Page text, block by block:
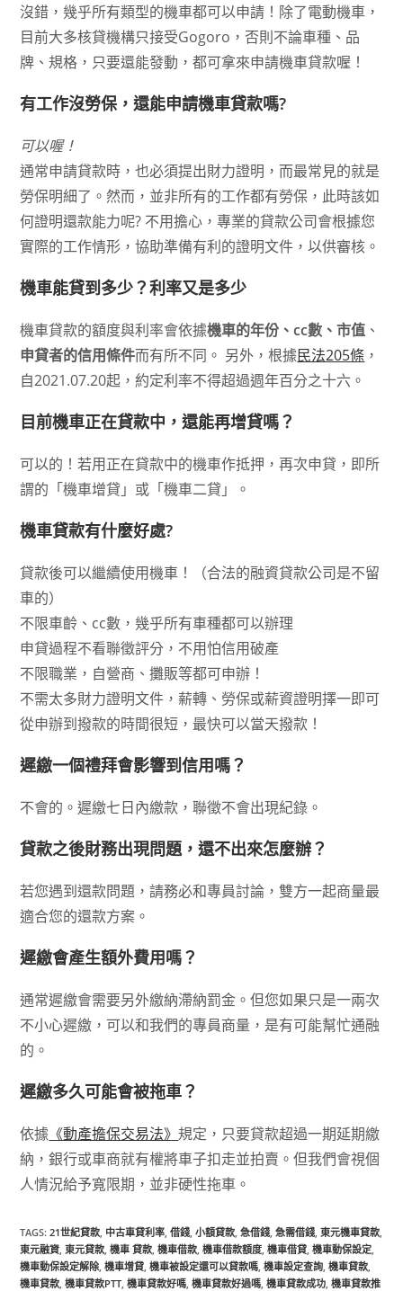
沒錯，幾乎所有類型的機車都可以申請！除了電動機車，
目前大多核貸機構只接受Gogoro，否則不論車種、品
牌、規格，只要還能發動，都可拿來申請機車貸款喔！
有工作沒勞保，還能申請機車貸款嗎?
可以喔！
通常申請貸款時，也必須提出財力證明，而最常見的就是
勞保明細了。然而，並非所有的工作都有勞保，此時該如
何證明還款能力呢? 不用擔心，專業的貸款公司會根據您
實際的工作情形，協助準備有利的證明文件，以供審核。
機車能貸到多少？利率又是多少
機車貸款的額度與利率會依據機車的年份、cc數、市值 、
申貸者的信用條件而有所不同。 另外，根據民法205條 ，
自2021.07.20起，約定利率不得超過週年百分之十六。
目前機車正在貸款中，還能再增貸嗎？
可以的！若用正在貸款中的機車作抵押，再次申貸，即所
謂的「機車增貸」或「機車二貸」。
機車貸款有什麼好處?
貸款後可以繼續使用機車！（合法的融資貸款公司是不留
車的）
不限車齡、cc數，幾乎所有車種都可以辦理
申貸過程不看聯徵評分，不用怕信用破產
不限職業，自營商、攤販等都可申辦！
不需太多財力證明文件，薪轉、勞保或薪資證明擇一即可
從申辦到撥款的時間很短，最快可以當天撥款！
遲繳一個禮拜會影響到信用嗎？
不會的。遲繳七日內繳款，聯徵不會出現紀錄。
貸款之後財務出現問題，還不出來怎麼辦？
若您遇到還款問題，請務必和專員討論，雙方一起商量最
適合您的還款方案。
遲繳會產生額外費用嗎？
通常遲繳會需要另外繳納滯納罰金。但您如果只是一兩次
不小心遲繳，可以和我們的專員商量，是有可能幫忙通融
的。
遲繳多久可能會被拖車？
依據 《動產擔保交易法》規定，只要貸款超過一期延期繳
納，銀行或車商就有權將車子扣走並拍賣。但我們會視個
人情況給予寬限期，並非硬性拖車。
TAGS:21世紀貸款 中古車貸利率 借錢 小額貸款 急借錢 急需借錢 東元機車貸款
東元融資 東元貸款 機車 貸款 機車借款 機車借款額度 機車借貸 機車動保設定
機車動保設定解除 機車增貸 機車被設定還可以貸款嗎 機車設定查詢 機車貸款
機車貸款 機車貸款PTT 機車貸款好嗎 機車貸款好過嗎 機車貸款成功 機車貸款推